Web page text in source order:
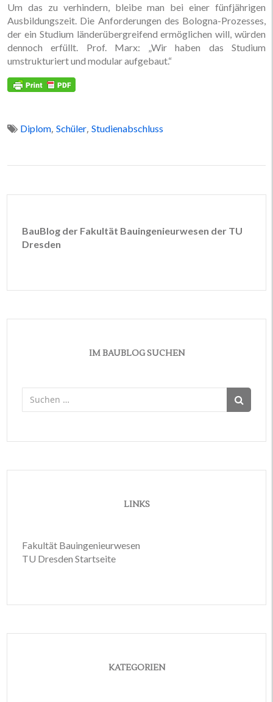
Um das zu verhindern, bleibe man bei einer fünfjährigen
Ausbildungszeit. Die Anforderungen des Bologna-Prozesses,
der ein Studium länderübergreifend ermöglichen will, würden
dennoch erfüllt. Prof. Marx: „Wir haben das Studium
umstrukturiert und modular aufgebaut.“
Diplom, Schüler, Studienabschluss
BauBlog der Fakultät Bauingenieurwesen der TU
Dresden
IM BAUBLOG SUCHEN
Suchen
nach:
LINKS
Fakultät Bauingenieurwesen
TU Dresden Startseite
KATEGORIEN